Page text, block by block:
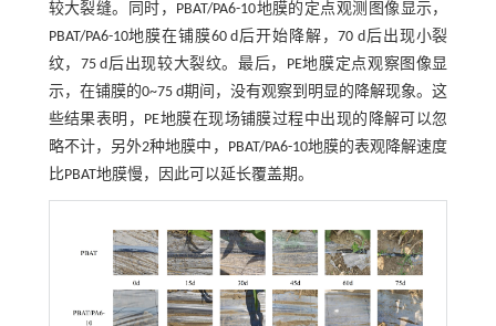
较大裂缝。同时，PBAT/PA6-10地膜的定点观测图像显示，
PBAT/PA6-10地膜在铺膜60 d后开始降解，70 d后出现小裂
纹，75 d后出现较大裂纹。最后，PE地膜定点观察图像显
示，在铺膜的0~75 d期间，没有观察到明显的降解现象。这
些结果表明，PE地膜在现场铺膜过程中出现的降解可以忽
略不计，另外2种地膜中，PBAT/PA6-10地膜的表观降解速度
比PBAT地膜慢，因此可以延长覆盖期。